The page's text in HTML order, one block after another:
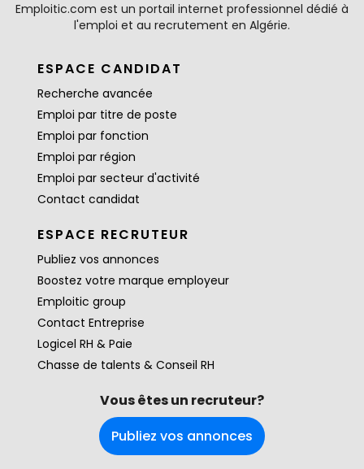
Emploitic.com est un portail internet professionnel dédié à
l'emploi et au recrutement en Algérie.
ESPACE CANDIDAT
Recherche avancée
Emploi par titre de poste
Emploi par fonction
Emploi par région
Emploi par secteur d'activité
Contact candidat
ESPACE RECRUTEUR
Publiez vos annonces
Boostez votre marque employeur
Emploitic group
Contact Entreprise
Logicel RH & Paie
Chasse de talents & Conseil RH
Vous êtes un recruteur?
Publiez vos annonces